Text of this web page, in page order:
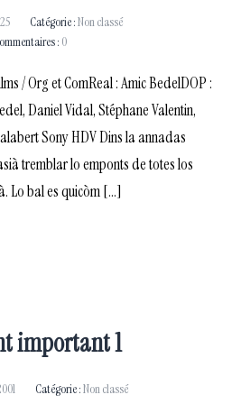
Catégorie :Non classé
: 0
/ Org et ComReal : Amic BedelDOP :
Daniel Vidal, Stéphane Valentin,
Sony HDV Dins la annadas
tremblar lo emponts de totes los
Lo bal es quicòm […]
important 1
Catégorie :Non classé